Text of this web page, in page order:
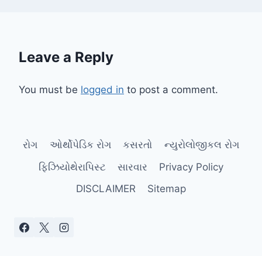
Leave a Reply
You must be logged in to post a comment.
રોગ ઓર્થોપેડિક રોગ કસરતો
ન્યુરોલોજીકલ રોગ
ફિઝિયોથેરાપિસ્ટ
સારવાર
Privacy Policy
DISCLAIMER
Sitemap